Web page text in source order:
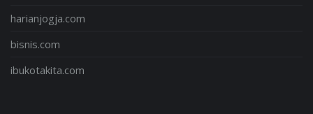
harianjogja.com
bisnis.com
ibukotakita.com